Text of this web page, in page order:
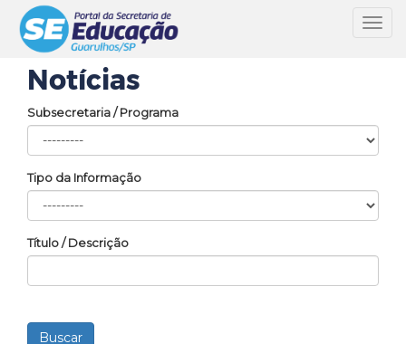
Notícias
Subsecretaria / Programa
Tipo da Informação
Título / Descrição